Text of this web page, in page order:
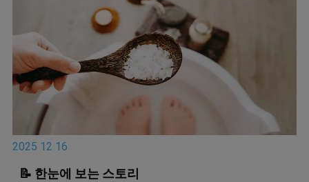
2025 12 16
📝 한눈에 보는 스토리